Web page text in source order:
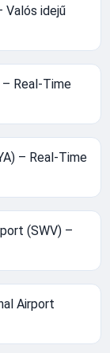
Valós idejű
– Real-Time
– Real-Time
(SWV) –
Airport